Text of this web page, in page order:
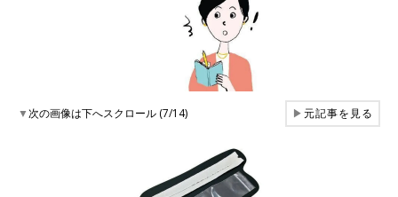
▼次の画像は下へスクロール (7/14) ▶元記事を見る